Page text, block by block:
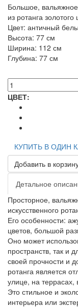
Большое,
из ротанга золотого
Цвет: античный
Высота: 77 см
Ширина: 112 см
Глубина: 77 см
ЦВЕТ:
КУПИТЬ В ОДИН
Добавить в
Детальное
Просторное,
искусственного
Его особенности:
цветов, большой
Оно может
пространств, так и
своей прочности и
ротанга является
улице, на террасах,
Это стильное и
интерьера или